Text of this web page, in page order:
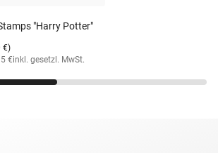
343
"Harry Potter"
€)
€inkl. gesetzl. MwSt.